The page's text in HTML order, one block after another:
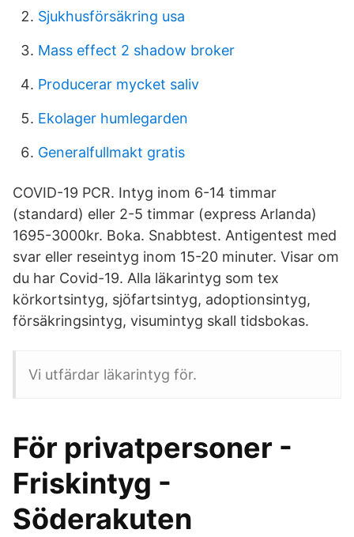
Sjukhusförsäkring usa
Mass effect 2 shadow broker
Producerar mycket saliv
Ekolager humlegarden
Generalfullmakt gratis
COVID-19 PCR. Intyg inom 6-14 timmar
(standard) eller 2-5 timmar (express Arlanda)
1695-3000kr. Boka. Snabbtest. Antigentest med
svar eller reseintyg inom 15-20 minuter. Visar om
du har Covid-19. Alla läkarintyg som tex
körkortsintyg, sjöfartsintyg, adoptionsintyg,
försäkringsintyg, visumintyg skall tidsbokas.
Vi utfärdar läkarintyg för.
För privatpersoner -
Friskintyg -
Söderakuten